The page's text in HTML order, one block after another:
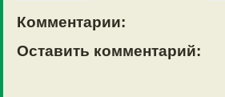
Комментарии:
Оставить комментарий: